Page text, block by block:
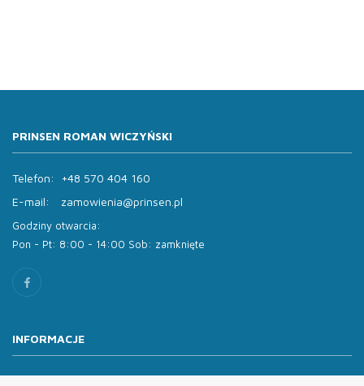
PRINSEN ROMAN WICZYŃSKI
Telefon:
+48 570 404 160
E-mail:
zamowienia@prinsen.pl
Godziny otwarcia:
Pon - Pt: 8:00 - 14:00 Sob: zamknięte
INFORMACJE